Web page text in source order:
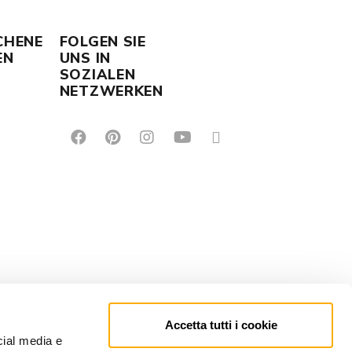
media e
Accetta tutti i cookie
FOLGEN SIE
UNS IN
SOZIALEN
NETZWERKEN